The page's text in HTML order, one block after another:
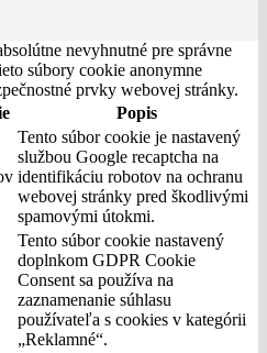
nevyhnutné pre správne
súbory cookie anonymne
prvky webovej stránky.
Popis
Tento súbor cookie je nastavený
službou Google recaptcha na
identifikáciu robotov na ochranu
webovej stránky pred škodlivými
spamovými útokmi.
Tento súbor cookie nastavený
doplnkom GDPR Cookie
Consent sa používa na
zaznamenanie súhlasu
používateľa s cookies v kategórii
„Reklamné“.